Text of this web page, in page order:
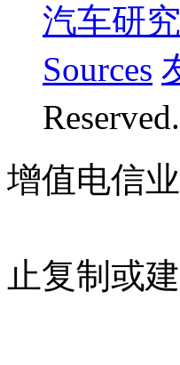
汽车研
Sources
增值电信
止复制或